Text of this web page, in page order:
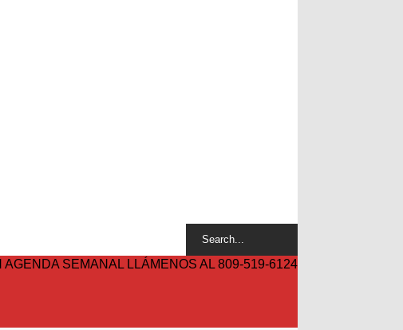
SEMANAL LLÁMENOS AL 809-519-6124